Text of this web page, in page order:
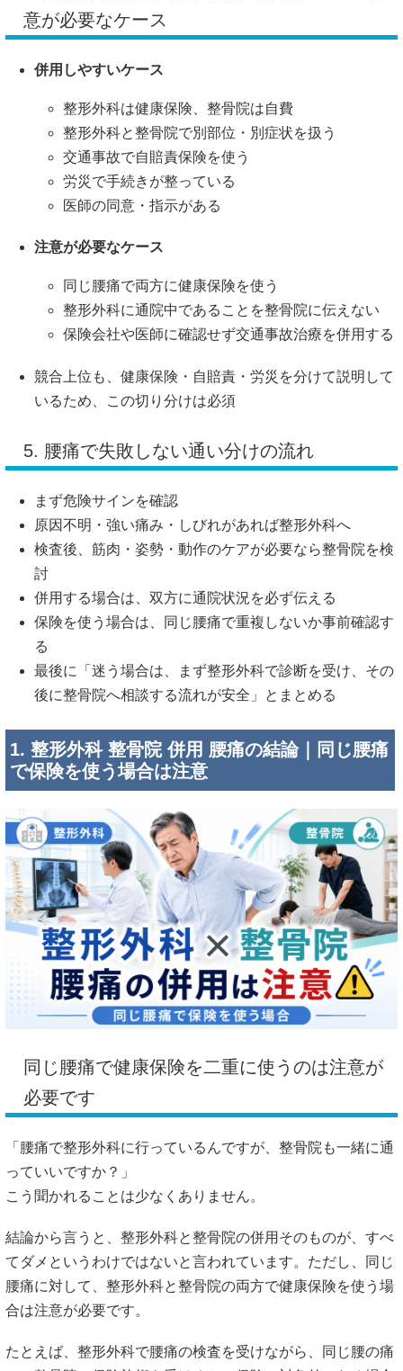
意が必要なケース
併用しやすいケース
整形外科は健康保険、整骨院は自費
整形外科と整骨院で別部位・別症状を扱う
交通事故で自賠責保険を使う
労災で手続きが整っている
医師の同意・指示がある
注意が必要なケース
同じ腰痛で両方に健康保険を使う
整形外科に通院中であることを整骨院に伝えない
保険会社や医師に確認せず交通事故治療を併用する
競合上位も、健康保険・自賠責・労災を分けて説明して
いるため、この切り分けは必須
5. 腰痛で失敗しない通い分けの流れ
まず危険サインを確認
原因不明・強い痛み・しびれがあれば整形外科へ
検査後、筋肉・姿勢・動作のケアが必要なら整骨院を検
討
併用する場合は、双方に通院状況を必ず伝える
保険を使う場合は、同じ腰痛で重複しないか事前確認す
る
最後に「迷う場合は、まず整形外科で診断を受け、その
後に整骨院へ相談する流れが安全」とまとめる
1. 整形外科 整骨院 併用 腰痛の結論｜同じ腰痛
で保険を使う場合は注意
同じ腰痛で健康保険を二重に使うのは注意が
必要です
「腰痛で整形外科に行っているんですが、整骨院も一緒に通
っていいですか？」
こう聞かれることは少なくありません。
結論から言うと、整形外科と整骨院の併用そのものが、すべ
てダメというわけではないと言われています。ただし、同じ
腰痛に対して、整形外科と整骨院の両方で健康保険を使う場
合は注意が必要です。
たとえば、整形外科で腰痛の検査を受けながら、同じ腰の痛